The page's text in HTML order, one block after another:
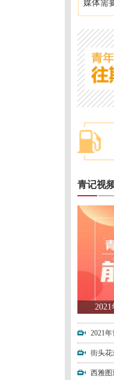
媒体需
青记视
2021
街头花
西雅